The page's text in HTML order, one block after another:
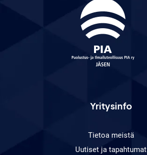
Yritysinfo
Tietoa meistä
Uutiset ja tapahtumat